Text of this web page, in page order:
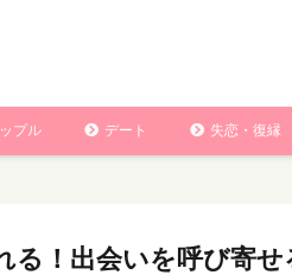
プル デート 失恋・復縁
る！出会いを呼び寄せ